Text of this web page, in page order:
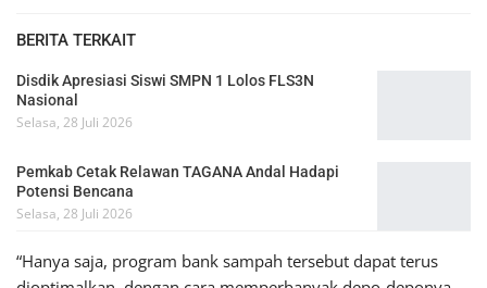
BERITA TERKAIT
Disdik Apresiasi Siswi SMPN 1 Lolos FLS3N
Nasional
Selasa, 28 Juli 2026
Pemkab Cetak Relawan TAGANA Andal Hadapi
Potensi Bencana
Selasa, 28 Juli 2026
“Hanya saja, program bank sampah tersebut dapat terus